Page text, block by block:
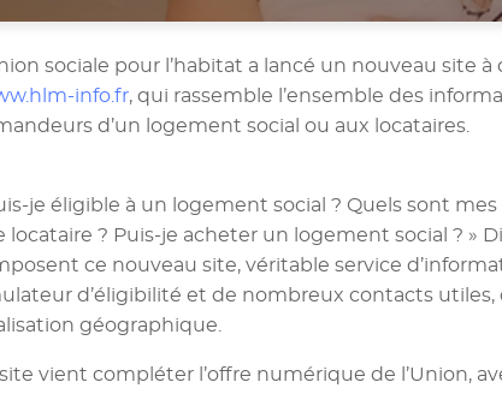
sociale pour l’habitat a lancé un nouveau site
info.fr, qui rassemble l’ensemble des
d’un logement social ou aux locataires.
je éligible à un logement social ? Quels sont
locataire ? Puis-je acheter un logement social ? »
ce nouveau site, véritable service
d’éligibilité et de nombreux contacts utiles,
géographique.
vient compléter l’offre numérique de l’Union,